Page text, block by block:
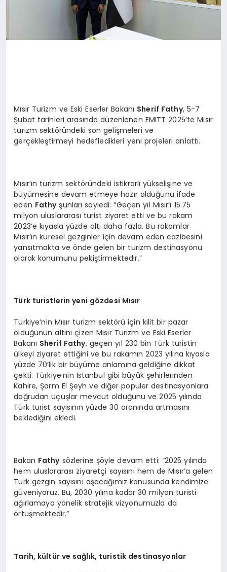
Mısır Turizm ve Eski Eserler Bakanı Sherif Fathy, 5-7
Şubat tarihleri arasında düzenlenen EMITT 2025’te Mısır
turizm sektöründeki son gelişmeleri ve
gerçekleştirmeyi hedefledikleri yeni projeleri anlattı.
Mısır’ın turizm sektöründeki istikrarlı yükselişine ve
büyümesine devam etmeye hazır olduğunu ifade
eden Fathyşunları söyledi: “Geçen yıl Mısır’ı 15.75
milyon uluslararası turist ziyaret etti ve bu rakam
2023’e kıyasla yüzde altı daha fazla. Bu rakamlar
Mısır’ın küresel gezginler için devam eden cazibesini
yansıtmakta ve önde gelen bir turizm destinasyonu
olarak konumunu pekiştirmektedir.”
Türk turistlerin yeni gözdesi Mısır
Türkiye’nin Mısır turizm sektörü için kilit bir pazar
olduğunun altını çizen Mısır Turizm ve Eski Eserler
Bakanı Sherif Fathy, geçen yıl 230 bin Türk turistin
ülkeyi ziyaret ettiğini ve bu rakamın 2023 yılına kıyasla
yüzde 70’lik bir büyüme anlamına geldiğine dikkat
çekti. Türkiye’nin İstanbul gibi büyük şehirlerinden
Kahire, Şarm El Şeyh ve diğer popüler destinasyonlara
doğrudan uçuşlar mevcut olduğunu ve 2025 yılında
Türk turist sayısının yüzde 30 oranında artmasını
beklediğini ekledi.
Bakan Fathysözlerine şöyle devam etti: “2025 yılında
hem uluslararası ziyaretçi sayısını hem de Mısır’a gelen
Türk gezgin sayısını aşacağımız konusunda kendimize
güveniyoruz. Bu, 2030 yılına kadar 30 milyon turisti
ağırlamaya yönelik stratejik vizyonumuzla da
örtüşmektedir.”
Tarih, kültür ve sağlık, turistik destinasyonlar